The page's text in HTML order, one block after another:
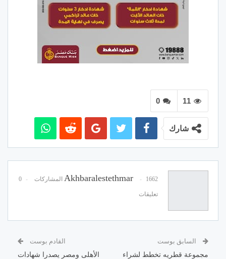
0 11
شارك
Akhbaralestethmar 1662 المشاركات 0
تعليقات
السابق بوست
مجموعة قطريه تخطط لشراء
القادم بوست
الأهلى ومصر يصدرا شهادات